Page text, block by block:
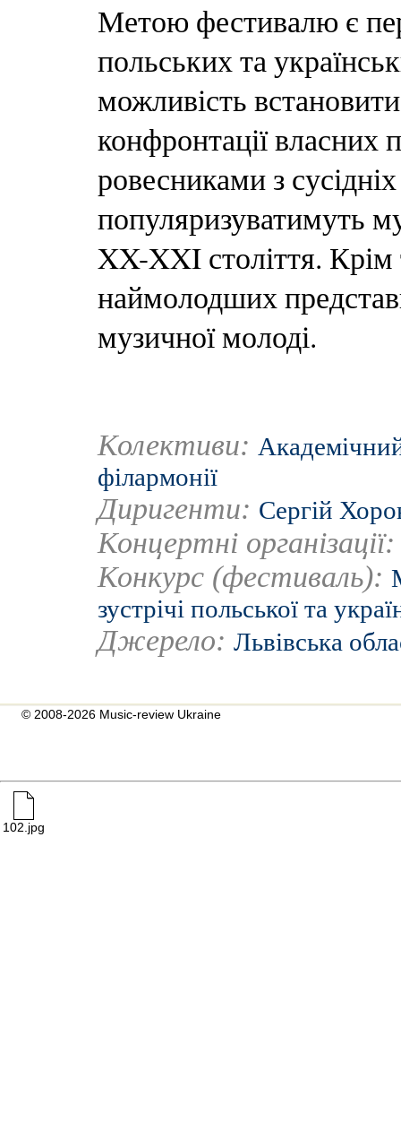
Метою фестивалю є
польських та
можливість
конфронтації власних
ровесниками з
популяризуватимуть
XX-XXI століття. Крім
наймолодших
музичної молоді.
Колективи:
філармонії
Диригенти: Сергій
Концертні
Конкурс (фестиваль):
зустрічі польської та
Джерело: Львівська
© 2008-2026 Music-review Ukraine
102.jpg